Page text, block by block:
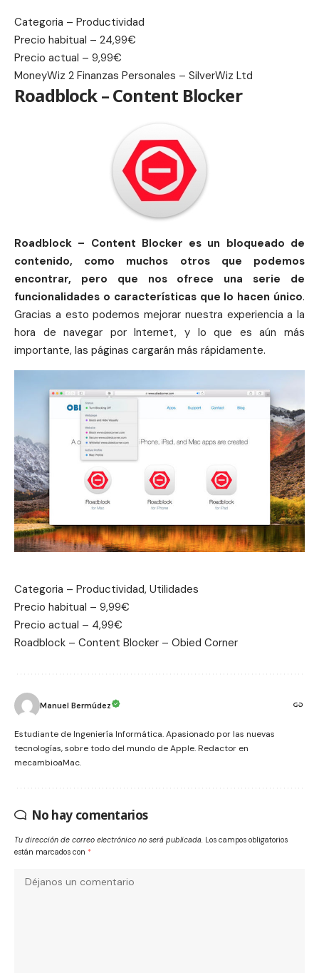
Categoria – Productividad
Precio habitual – 24,99€
Precio actual – 9,99€
MoneyWiz 2 Finanzas Personales – SilverWiz Ltd
Roadblock – Content Blocker
Roadblock – Content Blocker es un bloqueado de
contenido, como muchos otros que podemos
encontrar, pero que nos ofrece una serie de
funcionalidades o características que lo hacen único.
Gracias a esto podemos mejorar nuestra experiencia a la
hora de navegar por Internet, y lo que es aún más
importante, las páginas cargarán más rápidamente.
Categoria – Productividad, Utilidades
Precio habitual – 9,99€
Precio actual – 4,99€
Roadblock – Content Blocker – Obied Corner
Manuel Bermúdez
Estudiante de Ingeniería Informática. Apasionado por las nuevas
tecnologías, sobre todo del mundo de Apple. Redactor en
mecambioaMac.
No hay comentarios
Tu dirección de correo electrónico no será publicada. Los campos obligatorios
están marcados con *